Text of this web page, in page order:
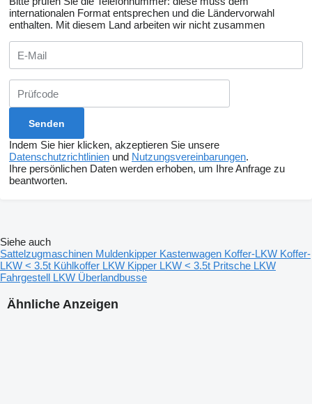
internationalen Format entsprechen und die Ländervorwahl
enthalten. Mit diesem Land arbeiten wir nicht zusammen
Indem Sie hier klicken, akzeptieren Sie unsere
Datenschutzrichtlinien und Nutzungsvereinbarungen.
Ihre persönlichen Daten werden erhoben, um Ihre Anfrage zu
beantworten.
Ähnliche Anzeigen
Siehe auch
Sattelzugmaschinen Muldenkipper Kastenwagen Koffer-LKW Koffer-
LKW < 3.5t Kühlkoffer LKW Kipper LKW < 3.5t Pritsche LKW
Fahrgestell LKW Überlandbusse